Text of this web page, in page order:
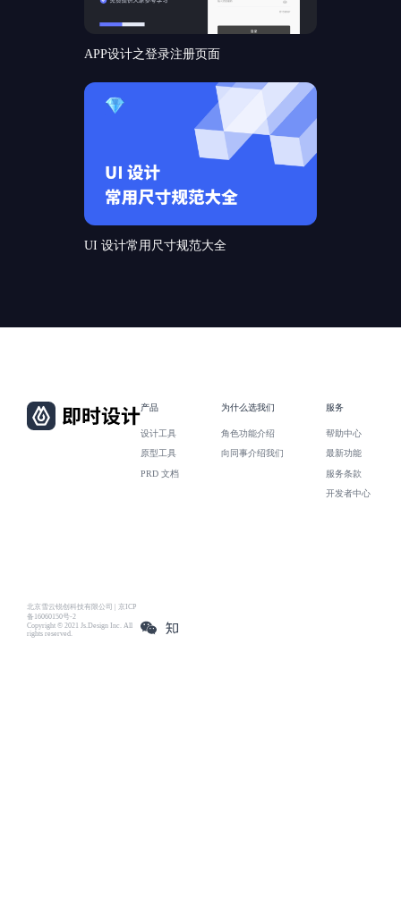
APP设计之登录注册页面
UI 设计常用尺寸规范大全
北京雪云锐创科技有限公司 | 京ICP
备16060150号-2
Copyright © 2021 Js.Design Inc. All
rights reserved.
产品
设计工具
原型工具
PRD 文档
为什么选我们
角色功能介绍
向同事介绍我们
服务
帮助中心
最新功能
服务条款
开发者中心